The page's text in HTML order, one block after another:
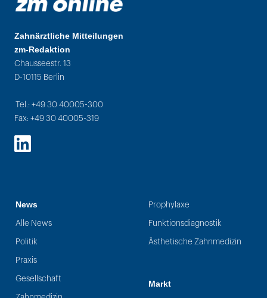
Zahnärztliche Mitteilungen
zm-Redaktion
Chausseestr. 13
D-10115 Berlin
Tel.: +49 30 40005-300
Fax: +49 30 40005-319
LinkedIn
News
Alle News
Politik
Praxis
Gesellschaft
Prophylaxe
Funktionsdiagnostik
Ästhetische Zahnmedizin
Markt